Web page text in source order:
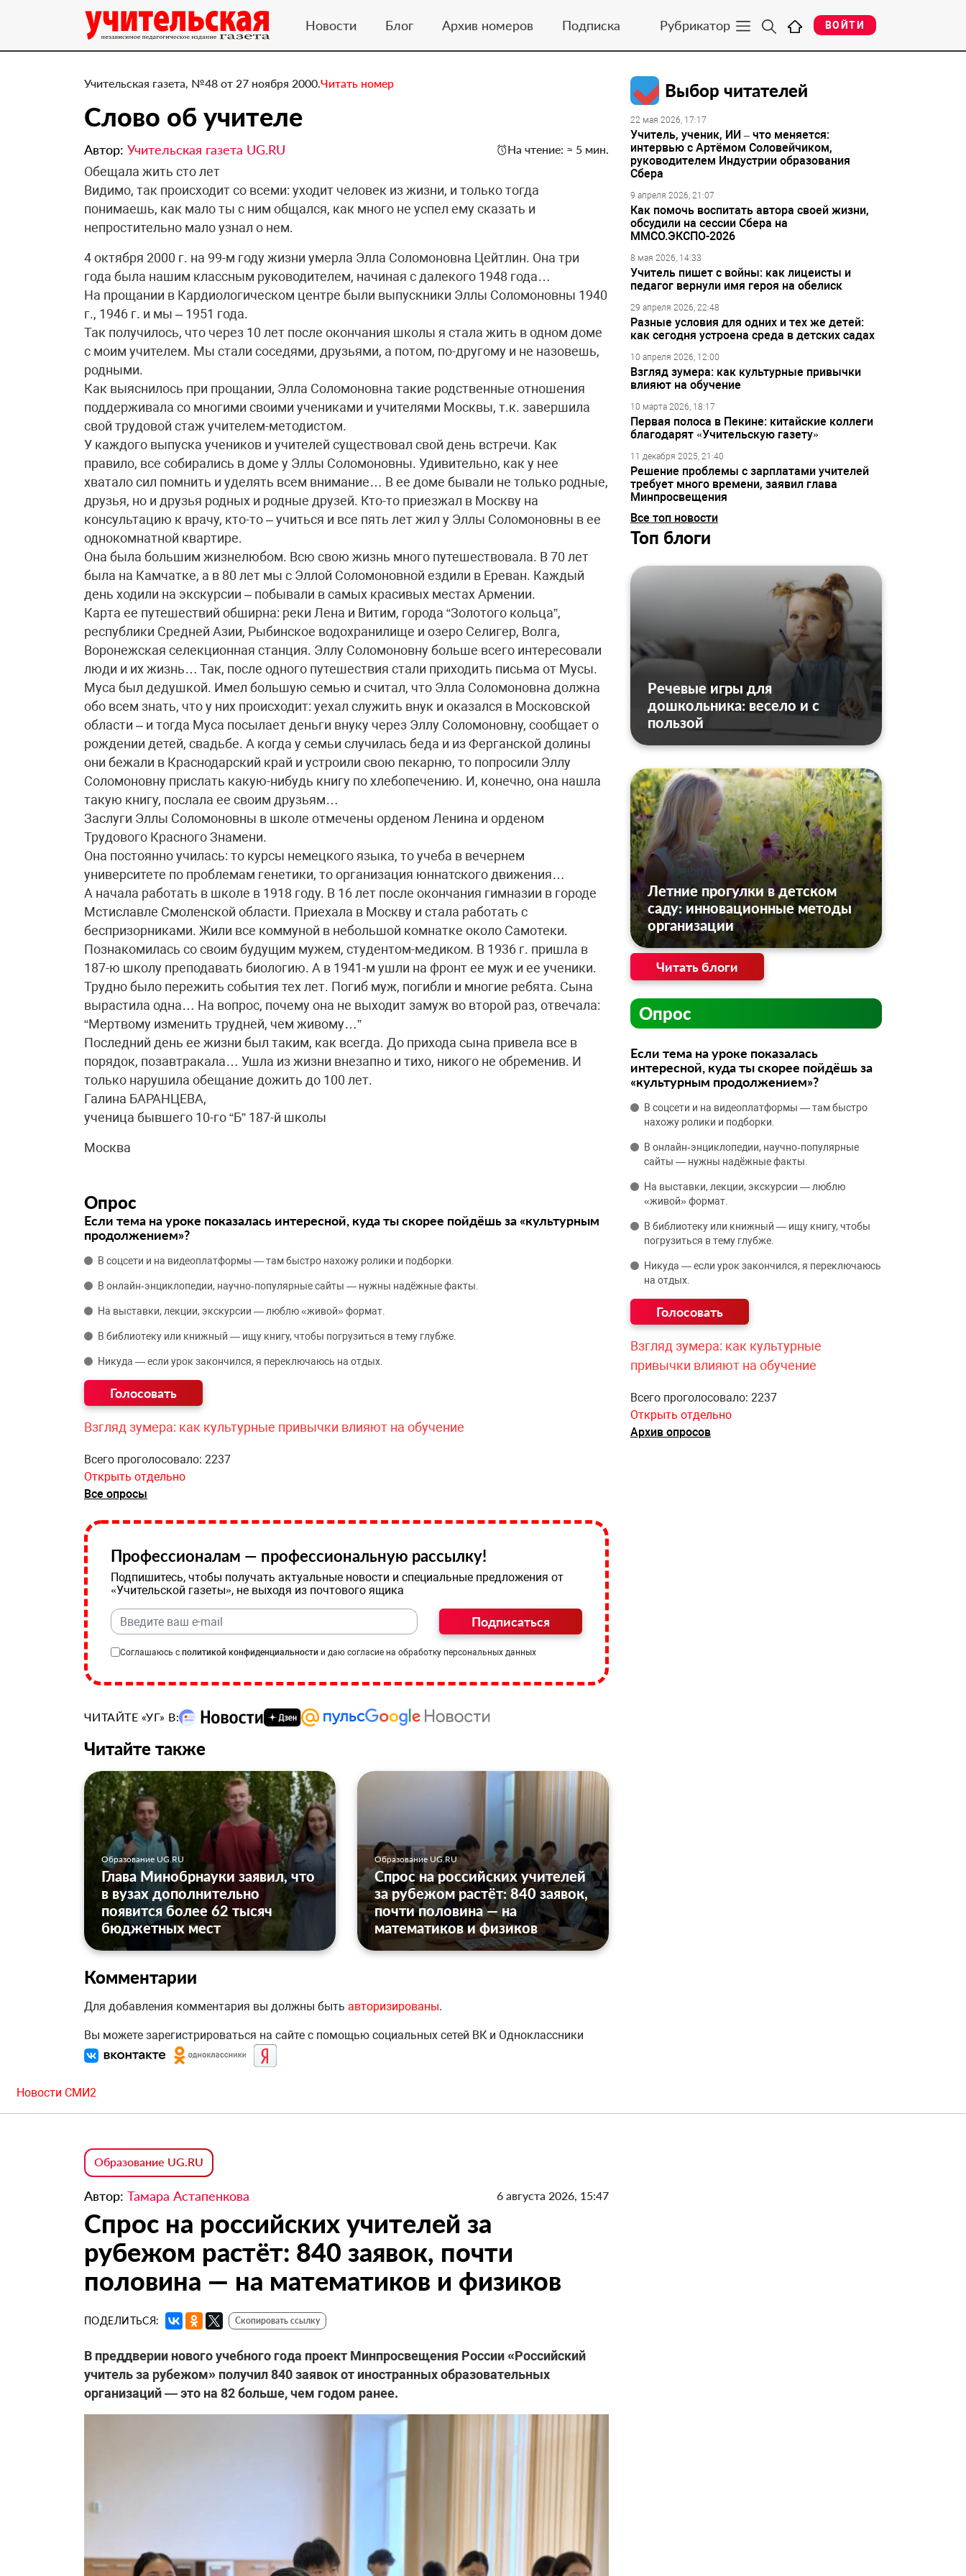
Новости Блог Архив номеров Подписка Рубрикатор ВОЙТИ
Учительская газета, №48 от 27 ноября 2000.Читать номер
Слово об учителе
Автор: Учительская газета UG.RU На чтение: ≈ 5 мин.
Обещала жить сто лет
Видимо, так происходит со всеми: уходит человек из жизни, и только тогда
понимаешь, как мало ты с ним общался, как много не успел ему сказать и
непростительно мало узнал о нем.
4 октября 2000 г. на 99-м году жизни умерла Элла Соломоновна Цейтлин. Она три
года была нашим классным руководителем, начиная с далекого 1948 года…
На прощании в Кардиологическом центре были выпускники Эллы Соломоновны 1940
г., 1946 г. и мы – 1951 года.
Так получилось, что через 10 лет после окончания школы я стала жить в одном доме
с моим учителем. Мы стали соседями, друзьями, а потом, по-другому и не назовешь,
родными.
Как выяснилось при прощании, Элла Соломоновна такие родственные отношения
поддерживала со многими своими учениками и учителями Москвы, т.к. завершила
свой трудовой стаж учителем-методистом.
У каждого выпуска учеников и учителей существовал свой день встречи. Как
правило, все собирались в доме у Эллы Соломоновны. Удивительно, как у нее
хватало сил помнить и уделять всем внимание… В ее доме бывали не только родные,
друзья, но и друзья родных и родные друзей. Кто-то приезжал в Москву на
консультацию к врачу, кто-то – учиться и все пять лет жил у Эллы Соломоновны в ее
однокомнатной квартире.
Она была большим жизнелюбом. Всю свою жизнь много путешествовала. В 70 лет
была на Камчатке, а в 80 лет мы с Эллой Соломоновной ездили в Ереван. Каждый
день ходили на экскурсии – побывали в самых красивых местах Армении.
Карта ее путешествий обширна: реки Лена и Витим, города “Золотого кольца”,
республики Средней Азии, Рыбинское водохранилище и озеро Селигер, Волга,
Воронежская селекционная станция. Эллу Соломоновну больше всего интересовали
люди и их жизнь… Так, после одного путешествия стали приходить письма от Мусы.
Муса был дедушкой. Имел большую семью и считал, что Элла Соломоновна должна
обо всем знать, что у них происходит: уехал служить внук и оказался в Московской
области – и тогда Муса посылает деньги внуку через Эллу Соломоновну, сообщает о
рождении детей, свадьбе. А когда у семьи случилась беда и из Ферганской долины
они бежали в Краснодарский край и устроили свою пекарню, то попросили Эллу
Соломоновну прислать какую-нибудь книгу по хлебопечению. И, конечно, она нашла
такую книгу, послала ее своим друзьям…
Заслуги Эллы Соломоновны в школе отмечены орденом Ленина и орденом
Трудового Красного Знамени.
Она постоянно училась: то курсы немецкого языка, то учеба в вечернем
университете по проблемам генетики, то организация юннатского движения…
А начала работать в школе в 1918 году. В 16 лет после окончания гимназии в городе
Мстиславле Смоленской области. Приехала в Москву и стала работать с
беспризорниками. Жили все коммуной в небольшой комнатке около Самотеки.
Познакомилась со своим будущим мужем, студентом-медиком. В 1936 г. пришла в
187-ю школу преподавать биологию. А в 1941-м ушли на фронт ее муж и ее ученики.
Трудно было пережить события тех лет. Погиб муж, погибли и многие ребята. Сына
вырастила одна… На вопрос, почему она не выходит замуж во второй раз, отвечала:
“Мертвому изменить трудней, чем живому…”
Последний день ее жизни был таким, как всегда. До прихода сына привела все в
порядок, позавтракала… Ушла из жизни внезапно и тихо, никого не обременив. И
только нарушила обещание дожить до 100 лет.
Галина БАРАНЦЕВА,
ученица бывшего 10-го “Б” 187-й школы
Москва
Опрос
Если тема на уроке показалась интересной, куда ты скорее пойдёшь за «культурным
продолжением»?
В соцсети и на видеоплатформы — там быстро нахожу ролики и подборки.
В онлайн‑энциклопедии, научно‑популярные сайты — нужны надёжные факты.
На выставки, лекции, экскурсии — люблю «живой» формат.
В библиотеку или книжный — ищу книгу, чтобы погрузиться в тему глубже.
Никуда — если урок закончился, я переключаюсь на отдых.
Взгляд зумера: как культурные привычки влияют на обучение
Всего проголосовало: 2237
Открыть отдельно
Все опросы
Профессионалам — профессиональную рассылку!
Подпишитесь, чтобы получать актуальные новости и специальные предложения от
«Учительской газеты», не выходя из почтового ящика
Подписаться
Соглашаюсь с политикой конфиденциальности и даю согласие на обработку персональных данных
ЧИТАЙТЕ «УГ» В:
Читайте также
Образование UG.RU
Глава Минобрнауки заявил, что
в вузах дополнительно
появится более 62 тысяч
бюджетных мест
Образование UG.RU
Спрос на российских учителей
за рубежом растёт: 840 заявок,
почти половина — на
математиков и физиков
Комментарии
Для добавления комментария вы должны быть авторизированы.
Вы можете зарегистрироваться на сайте с помощью социальных сетей ВК и Одноклассники
Выбор читателей
22 мая 2026, 17:17
Учитель, ученик, ИИ – что меняется:
интервью с Артёмом Соловейчиком,
руководителем Индустрии образования
Сбера
9 апреля 2026, 21:07
Как помочь воспитать автора своей жизни,
обсудили на сессии Сбера на
ММСО.ЭКСПО-2026
8 мая 2026, 14:33
Учитель пишет с войны: как лицеисты и
педагог вернули имя героя на обелиск
29 апреля 2026, 22:48
Разные условия для одних и тех же детей:
как сегодня устроена среда в детских садах
10 апреля 2026, 12:00
Взгляд зумера: как культурные привычки
влияют на обучение
10 марта 2026, 18:17
Первая полоса в Пекине: китайские коллеги
благодарят «Учительскую газету»
11 декабря 2025, 21:40
Решение проблемы с зарплатами учителей
требует много времени, заявил глава
Минпросвещения
Все топ новости
Топ блоги
Речевые игры для
дошкольника: весело и с
пользой
Летние прогулки в детском
саду: инновационные методы
организации
Читать блоги
Опрос
Если тема на уроке показалась
интересной, куда ты скорее пойдёшь за
«культурным продолжением»?
В соцсети и на видеоплатформы — там быстро
нахожу ролики и подборки.
В онлайн‑энциклопедии, научно‑популярные
сайты — нужны надёжные факты.
На выставки, лекции, экскурсии — люблю
«живой» формат.
В библиотеку или книжный — ищу книгу, чтобы
погрузиться в тему глубже.
Никуда — если урок закончился, я переключаюсь
на отдых.
Взгляд зумера: как культурные
привычки влияют на обучение
Всего проголосовало: 2237
Открыть отдельно
Архив опросов
Новости СМИ2
Образование UG.RU
Автор: Тамара Астапенкова 6 августа 2026, 15:47
Спрос на российских учителей за
рубежом растёт: 840 заявок, почти
половина — на математиков и физиков
ПОДЕЛИТЬСЯ: Скопировать ссылку
В преддверии нового учебного года проект Минпросвещения России «Российский
учитель за рубежом» получил 840 заявок от иностранных образовательных
организаций — это на 82 больше, чем годом ранее.